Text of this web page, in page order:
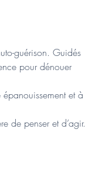
guérison. Guidés
pour dénouer
et à
de penser et d’agir.